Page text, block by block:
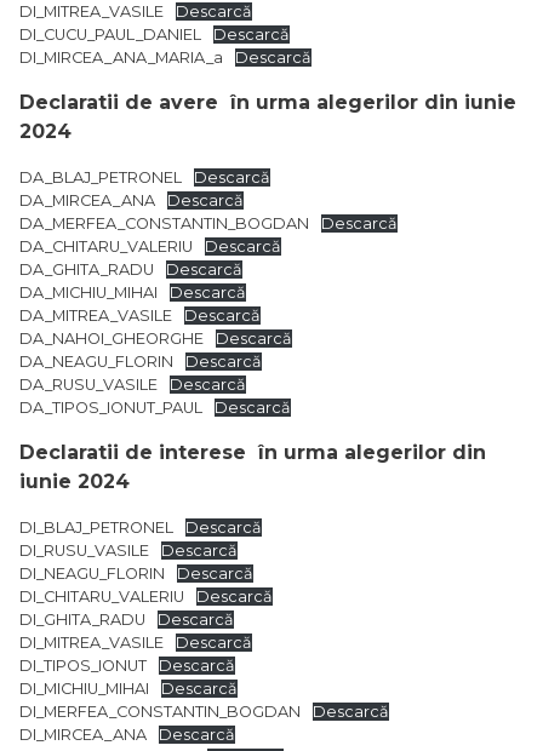
DI_MITREA_VASILE
Descarcă
DI_CUCU_PAUL_DANIEL
Descarcă
DI_MIRCEA_ANA_MARIA_a
Descarcă
Declaratii de avere în urma alegerilor din iunie
2024
DA_BLAJ_PETRONEL
Descarcă
DA_MIRCEA_ANA
Descarcă
DA_MERFEA_CONSTANTIN_BOGDAN
Descarcă
DA_CHITARU_VALERIU
Descarcă
DA_GHITA_RADU
Descarcă
DA_MICHIU_MIHAI
Descarcă
DA_MITREA_VASILE
Descarcă
DA_NAHOI_GHEORGHE
Descarcă
DA_NEAGU_FLORIN
Descarcă
DA_RUSU_VASILE
Descarcă
DA_TIPOS_IONUT_PAUL
Descarcă
Declaratii de interese în urma alegerilor din
iunie 2024
DI_BLAJ_PETRONEL
Descarcă
DI_RUSU_VASILE
Descarcă
DI_NEAGU_FLORIN
Descarcă
DI_CHITARU_VALERIU
Descarcă
DI_GHITA_RADU
Descarcă
DI_MITREA_VASILE
Descarcă
DI_TIPOS_IONUT
Descarcă
DI_MICHIU_MIHAI
Descarcă
DI_MERFEA_CONSTANTIN_BOGDAN
Descarcă
DI_MIRCEA_ANA
Descarcă